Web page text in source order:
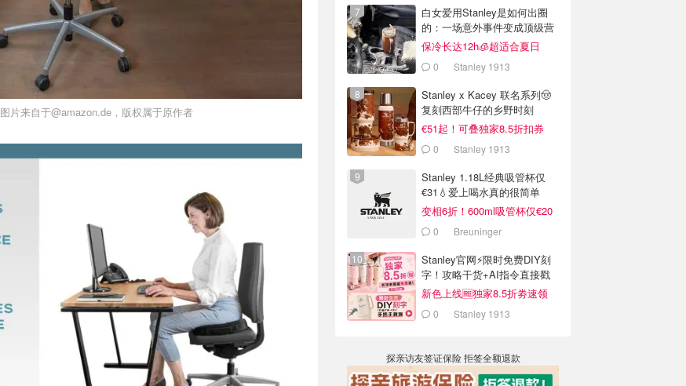
图片来自于@amazon.de，版权属于原作者
白女爱用Stanley是如何出圈
的：一场意外事件变成顶级营
销案例
保冷长达12h🧊超适合夏日
0 Stanley 1913
Stanley x Kacey 联名系列🤠
复刻西部牛仔的乡野时刻
€51起！可叠独家8.5折扣券
0 Stanley 1913
Stanley 1.18L经典吸管杯仅
€31💧爱上喝水真的很简单
变相6折！600ml吸管杯仅€20
0 Breuninger
Stanley官网⚡️限时免费DIY刻
字！攻略干货+AI指令直接戳
新色上线🆓独家8.5折劵速领
0 Stanley 1913
探亲访友签证保险 拒签全额退款